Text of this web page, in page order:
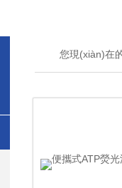
您現(xiàn)在